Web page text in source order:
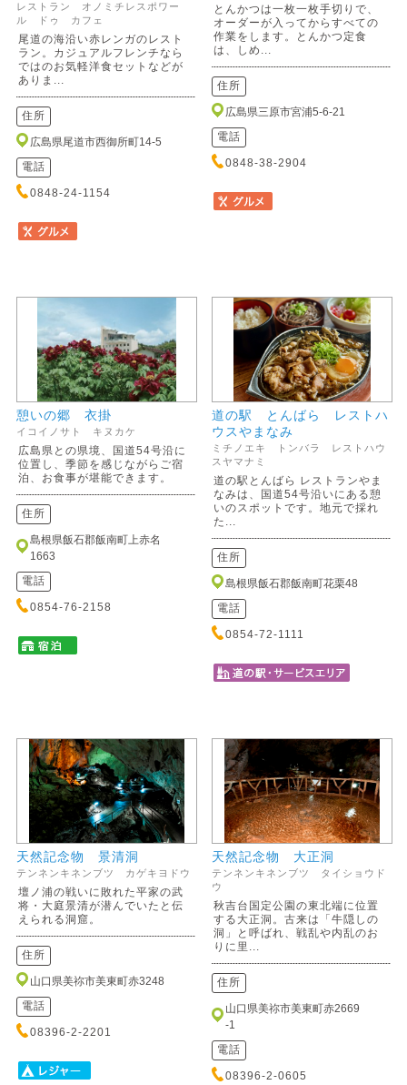
レストラン オノミチレスポワー
ル ドゥ カフェ
尾道の海沿い赤レンガのレスト
ラン。カジュアルフレンチなら
ではのお気軽洋食セットなどが
ありま...
住所
広島県尾道市西御所町14-5
電話
0848-24-1154
とんかつは一枚一枚手切りで、
オーダーが入ってからすべての
作業をします。とんかつ定食
は、しめ...
住所
広島県三原市宮浦5-6-21
電話
0848-38-2904
憩いの郷 衣掛
イコイノサト キヌカケ
広島県との県境、国道54号沿に
位置し、季節を感じながらご宿
泊、お食事が堪能できます。
住所
島根県飯石郡飯南町上赤名
1663
電話
0854-76-2158
道の駅 とんばら レストハ
ウスやまなみ
ミチノエキ トンバラ レストハウ
スヤマナミ
道の駅とんばら レストランやま
なみは、国道54号沿いにある憩
いのスポットです。地元で採れ
た...
住所
島根県飯石郡飯南町花栗48
電話
0854-72-1111
天然記念物 景清洞
テンネンキネンブツ カゲキヨドウ
壇ノ浦の戦いに敗れた平家の武
将・大庭景清が潜んでいたと伝
えられる洞窟。
住所
山口県美祢市美東町赤3248
電話
08396-2-2201
天然記念物 大正洞
テンネンキネンブツ タイショウド
ウ
秋吉台国定公園の東北端に位置
する大正洞。古来は「牛隠しの
洞」と呼ばれ、戦乱や内乱のお
りに里...
住所
山口県美祢市美東町赤2669
-1
電話
08396-2-0605